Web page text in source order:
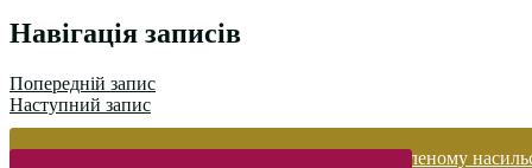
Навігація записів
Попередній запис
Наступний запис
Запобігання домашньому та гендерно-зумовленому